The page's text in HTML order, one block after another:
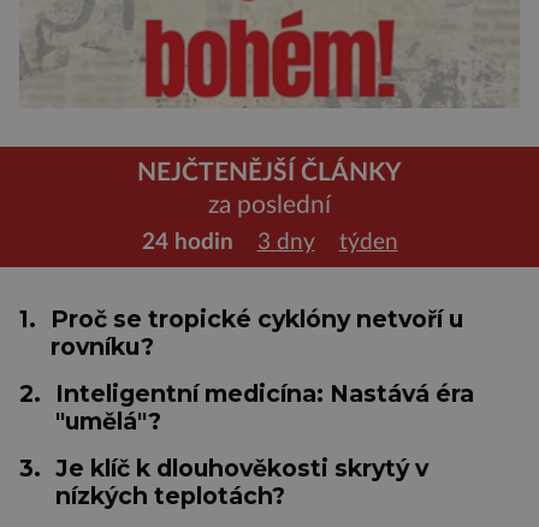
NEJČTENĚJŠÍ ČLÁNKY
za poslední
24 hodin 3 dny týden
1.
Proč se tropické cyklóny netvoří u
rovníku?
2.
Inteligentní medicína: Nastává éra
"umělá"?
3. Je klíč k dlouhověkosti skrytý v
nízkých teplotách?